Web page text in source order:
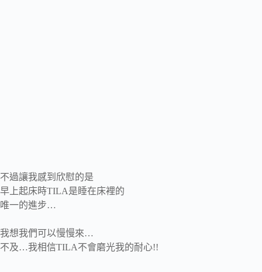
不過讓我感到欣慰的是
早上起床時TILA是睡在床裡的
唯一的進步…
我想我們可以慢慢來…
不及…我相信TILA不會磨光我的耐心!!